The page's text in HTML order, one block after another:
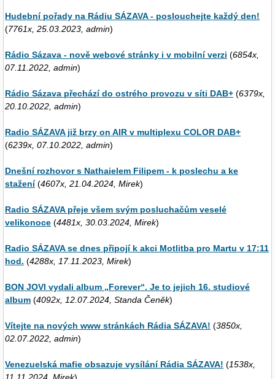
Hudební pořady na Rádiu SÁZAVA - poslouchejte každý den!
(7761x, 25.03.2023, admin)
Rádio Sázava - nově webové stránky i v mobilní verzi (6854x,
07.11.2022, admin)
Rádio Sázava přechází do ostrého provozu v síti DAB+ (6379x,
20.10.2022, admin)
Radio SÁZAVA již brzy on AIR v multiplexu COLOR DAB+
(6239x, 07.10.2022, admin)
Dnešní rozhovor s Nathaielem Filipem - k poslechu a ke
stažení(4607x, 21.04.2024, Mirek)
Radio SÁZAVA přeje všem svým posluchačům veselé
velikonoce (4481x, 30.03.2024, Mirek)
Radio SÁZAVA se dnes připojí k akci Motlitba pro Martu v 17:11
hod. (4288x, 17.11.2023, Mirek)
BON JOVI vydali album „Forever“. Je to jejich 16. studiové
album (4092x, 12.07.2024, Standa Čeněk)
Vítejte na nových www stránkách Rádia SÁZAVA! (3850x,
02.07.2022, admin)
Venezuelská mafie obsazuje vysílání Rádia SÁZAVA! (1538x,
11.11.2024, Mirek)